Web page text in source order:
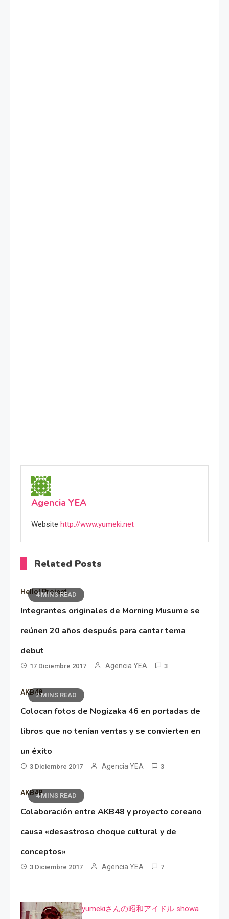
Agencia YEA
Website http://www.yumeki.net
Related Posts
4 MINS READ
Hello! Project
Integrantes originales de Morning Musume se
reúnen 20 años después para cantar tema
debut
17 Diciembre 2017 Agencia YEA 3
2 MINS READ
AKB48
Colocan fotos de Nogizaka 46 en portadas de
libros que no tenían ventas y se convierten en
un éxito
3 Diciembre 2017 Agencia YEA 3
4 MINS READ
AKB48
Colaboración entre AKB48 y proyecto coreano
causa «desastroso choque cultural y de
conceptos»
3 Diciembre 2017 Agencia YEA 7
yumekiさんの昭和アイドル showa